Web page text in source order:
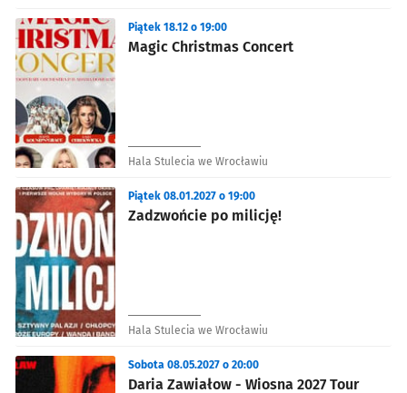
Magic Christmas Concert
Piątek 18.12 o 19:00
Hala Stulecia we Wrocławiu
Zadzwońcie po milicję!
Piątek 08.01.2027 o 19:00
Hala Stulecia we Wrocławiu
Daria Zawiałow - Wiosna 2027 Tour
Sobota 08.05.2027 o 20:00